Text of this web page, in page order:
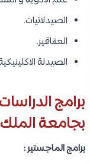
الصيدلانيات.
العقاقير.
الصيدلة
برامج
بجامعة
برامج الماجستير :